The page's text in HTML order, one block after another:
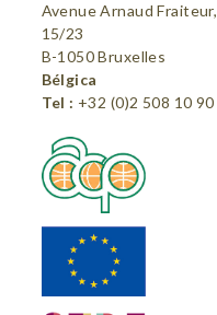
Avenue Arnaud Fraiteur,
15/23
B-1050 Bruxelles
Bélgica
Tel : +32 (0)2 508 10 90